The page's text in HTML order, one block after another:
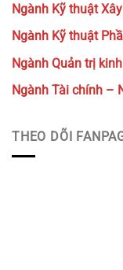
Ngành Kỹ thuật
Ngành Kỹ thuật
Ngành Quản trị
Ngành Tài chính –
THEO DÕI